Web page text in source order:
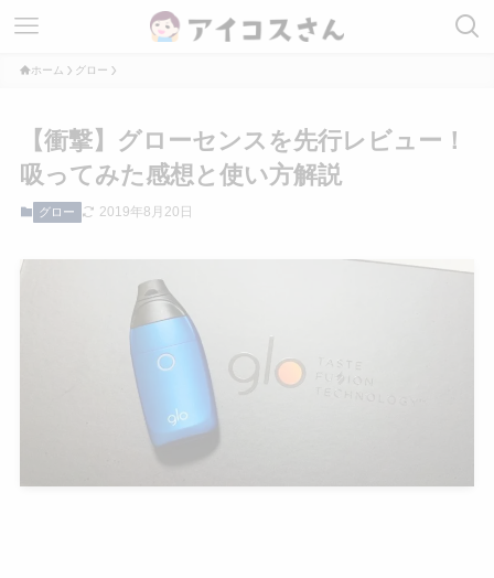
ホーム グロー
【衝撃】グローセンスを先行レビュー！
吸ってみた感想と使い方解説
グロー 2019年8月20日